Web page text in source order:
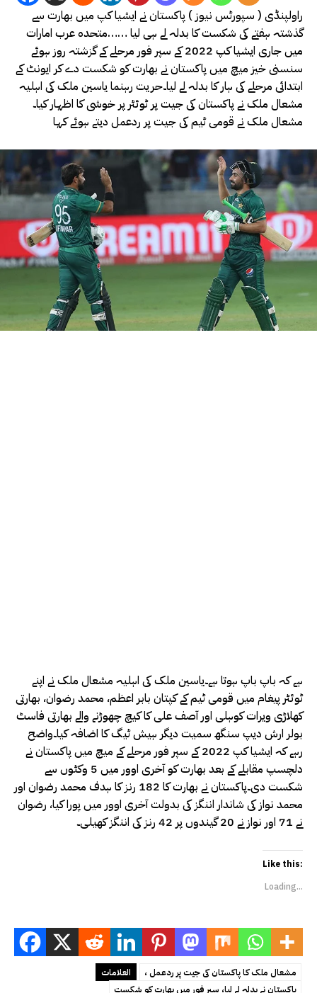
راولپنڈی ( سپورٹس نیوز ) پاکستان نے ایشیا کپ میں بھارت سے
گذشتہ ہفتے کی شکست کا بدلہ لے ہی لیا ……متحدہ عرب امارات
میں جاری ایشیا کپ 2022 کے سپر فور مرحلے کے گزشتہ روز ہوئے
سنسنی خیز میچ میں پاکستان نے بھارت کو شکست دے کر ایونٹ کے
ابتدائی مرحلے کی ہار کا بدلہ لے لیا۔حریت رہنما یاسین ملک کی اہلیہ
مشعال ملک نے پاکستان کی جیت پر ٹوئٹر پر خوشی کا اظہار کیا۔
مشعال ملک نے قومی ٹیم کی جیت پر ردعمل دیتے ہوئے کہا
ہے کہ باپ باپ ہوتا ہے۔یاسین ملک کی اہلیہ مشعال ملک نے اپنے
ٹوئٹر پیغام میں قومی ٹیم کے کپتان بابر اعظم، محمد رضوان، بھارتی
کھلاڑی ویرات کوہلی اور آصف علی کا کیچ چھوڑنے والے بھارتی فاسٹ
بولر ارش دیپ سنگھ سمیت دیگر ہیش ٹیگ کا اضافہ کیا۔واضح
رہے کہ ایشیا کپ 2022 کے سپر فور مرحلے کے میچ میں پاکستان نے
دلچسپ مقابلے کے بعد بھارت کو آخری اوور میں 5 وکٹوں سے
شکست دی۔پاکستان نے بھارت کا 182 رنز کا ہدف محمد رضوان اور
محمد نواز کی شاندار اننگز کی بدولت آخری اوور میں پورا کیا، رضوان
نے 71 اور نواز نے 20 گیندوں پر 42 رنز کی اننگز کھیلی۔
Like this:
Loading...
العلامات
، مشعال ملک کا پاکستان کی جیت پر ردعمل
پاکستان نے بدلہ لے لیا، سپر فور میں بھارت کو شکست